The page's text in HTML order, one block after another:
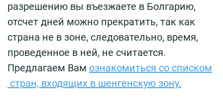
разрешению вы въезжаете в Болгарию,
отсчет дней можно прекратить, так как
страна не в зоне, следовательно, время,
проведенное в ней, не считается.
Предлагаем Вам ознакомиться со списком
стран, входящих в шенгенскую зону.